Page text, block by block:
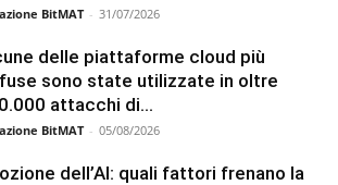
BitMAT - 31/07/2026
delle piattaforme cloud più
sono state utilizzate in oltre
attacchi di...
BitMAT - 05/08/2026
dell’AI: quali fattori frenano la